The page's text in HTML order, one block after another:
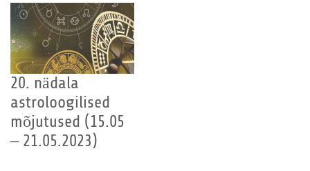
20. nädala
astroloogilised
mõjutused (15.05
– 21.05.2023)